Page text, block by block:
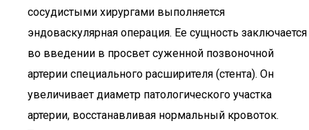
сосудистыми хирургами выполняется
эндоваскулярная операция. Ее сущность заключается
во введении в просвет суженной позвоночной
артерии специального расширителя (стента). Он
увеличивает диаметр патологического участка
артерии, восстанавливая нормальный кровоток.